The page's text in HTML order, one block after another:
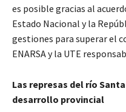
es posible gracias al
Estado Nacional y la
gestiones para superar el
ENARSA y la UTE
Las represas del río
desarrollo provincial